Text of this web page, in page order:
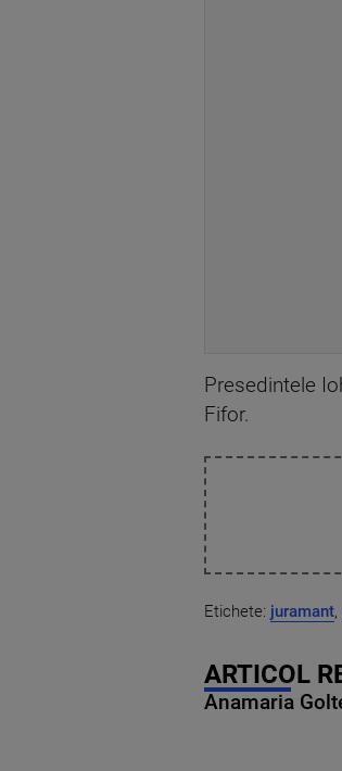
Presedintele
Fifor.
Etichete: juramant,
ARTICOL
Anamaria